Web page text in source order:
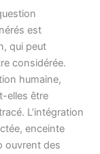
est
qui peut
considérée.
humaine,
elles être
L’intégration
enceinte
ouvrent des